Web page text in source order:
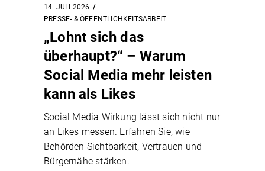
14. JULI 2026
PRESSE- & ÖFFENTLICHKEITSARBEIT
„Lohnt sich das
überhaupt?“ – Warum
Social Media mehr leisten
kann als Likes
Social Media Wirkung lässt sich nicht nur
an Likes messen. Erfahren Sie, wie
Behörden Sichtbarkeit, Vertrauen und
Bürgernähe stärken.